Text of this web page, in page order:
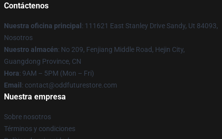
Contáctenos
Nuestra oficina principal : 111621 East Stanley Drive Sandy, Ut 84093,
Nosotros
Nuestro almacén: No 209, Fenjiang Middle Road, Hejin City,
Guangdong Province, CN
Hora: 9AM – 5PM (Mon – Fri)
Email : contact@oddfuturestore.com
Nuestra empresa
Sobre nosotros
Términos y condiciones